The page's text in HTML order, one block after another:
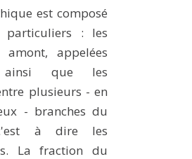
est composé
particuliers : les
amont, appelées
ainsi que les
plusieurs - en
- branches du
à dire les
La fraction du